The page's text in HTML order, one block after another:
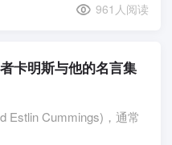
961人阅读
卡明斯与他的名言集
Estlin Cummings)，通常